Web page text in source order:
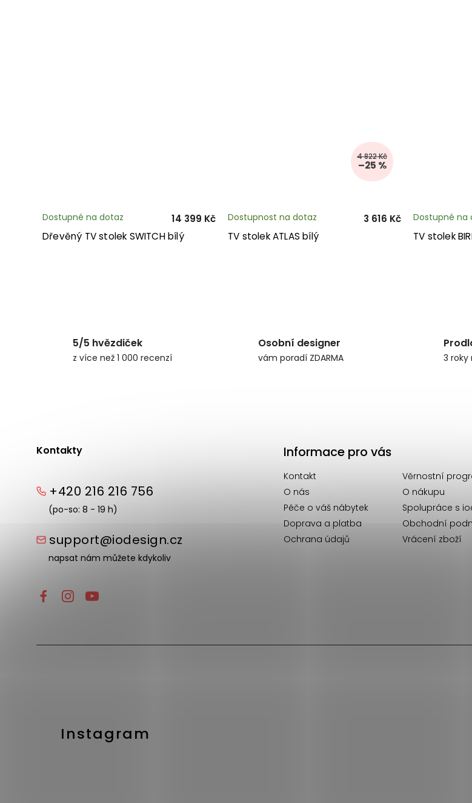
Dřevěný TV stolek SWITCH bílý
Dostupné na dotaz 14 399 Kč
4 822 Kč
–25 %
TV stolek ATLAS bílý
Dostupnost na dotaz
3 616 Kč
TV stolek
Dostupné na
5/5 hvězdiček
z více než 1 000 recenzí
Osobní designer
vám poradí ZDARMA 3 roky
Kontakty
+420 216 216 756
(po-so: 8 - 19 h)
support@iodesign.cz
napsat nám můžete kdykoliv
Informace pro vás
Kontakt
Věrnostní
O nás
O nákupu
Péče o váš nábytek
Spolupráce s
Doprava a platba
Obchodní
Ochrana údajů
Vrácení zboží
Instagram